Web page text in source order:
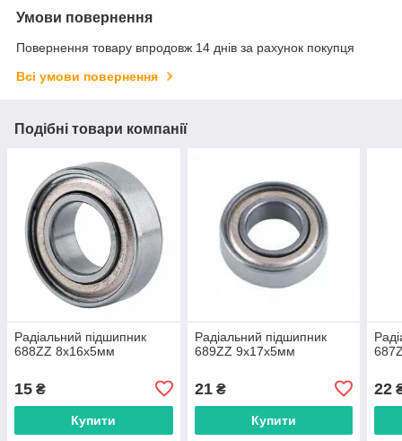
Умови повернення
Повернення товару впродовж 14 днів за рахунок покупця
Всі умови повернення
Подібні товари компанії
Радіальний підшипник
688ZZ 8х16х5мм
15 ₴
Купити
Радіальний підшипник
689ZZ 9х17х5мм
21₴
Купити
22